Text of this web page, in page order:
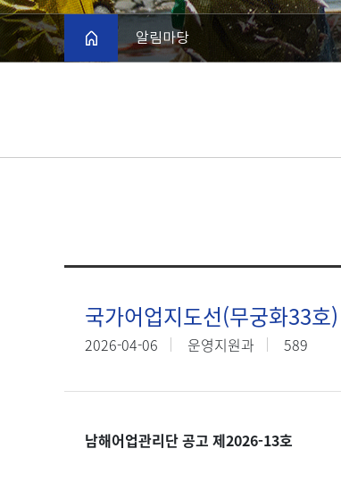
메인으로 알림마당
국가어업지도선(무궁화33호
2026-04-06 운영지원과 589
남해어업관리단 공고 제2026-13호